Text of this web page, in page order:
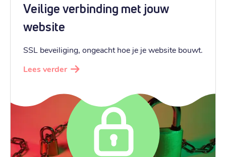
Veilige verbinding met jouw
website
SSL beveiliging, ongeacht hoe je je website bouwt.
Lees verder